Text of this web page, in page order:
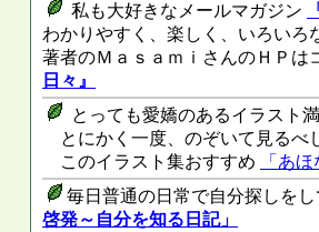
私も大好きなメールマガジン
わかりやすく、楽しく、いろいろ
著者のＭａｓａｍｉさんのＨＰ
日々』
とっても愛嬌のあるイラスト
とにかく一度、のぞいて見るべ
このイラスト集おすすめ
「あ
毎日普通の日常で自分探しを
啓発～自分を知る日記」